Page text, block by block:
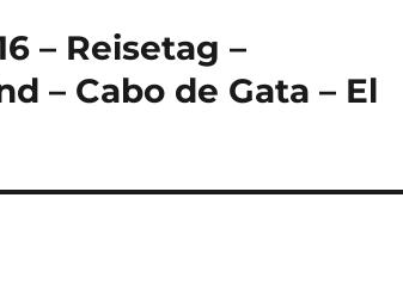
– Reisetag –
– Cabo de Gata – El